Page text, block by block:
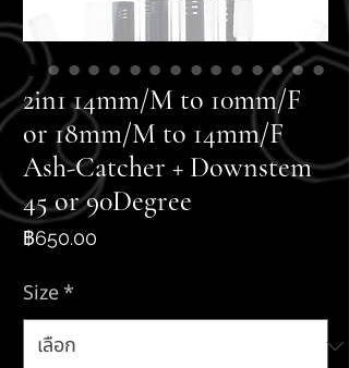
2in1 14mm/M to 10mm/F
or 18mm/M to 14mm/F
Ash-Catcher + Downstem
45 or 90Degree
฿650.00
Size*